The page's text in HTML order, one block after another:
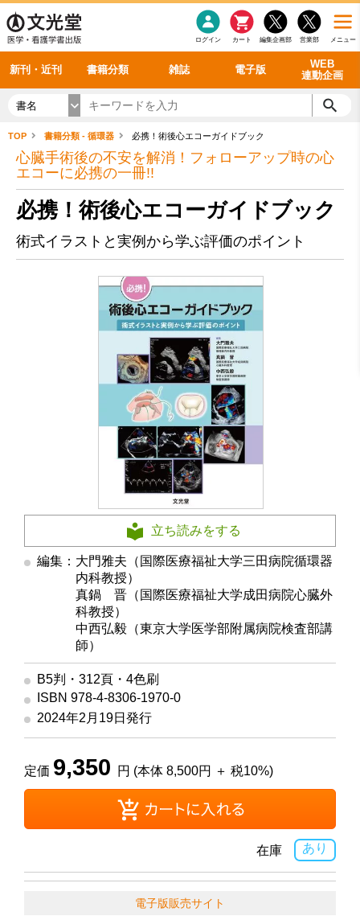
メニュー
営業部
編集企画部
カート
ログイン
新刊・近刊 書籍分類 雑誌 電子版
WEB
連動企画
感染症 老年医学
看護・介護
呼吸器
循環器
シリーズ一覧
雑誌投稿規定
理学療法
雑誌案内・年間購読 最新号 バックナンバー
電子書籍
電子雑誌
書籍「データに基づく臨床動作分析」WEB動画
書籍「眼手術学」WEB動画
書籍「神経症候学 II 改訂第二版」 WEB動画
新刊一覧
今後の発行予定
書名
TOP 書籍分類 - 循環器 必携！術後心エコーガイドブック
心臓手術後の不安を解消！フォローアップ時の心
エコーに必携の一冊!!
必携！術後心エコーガイドブック
術式イラストと実例から学ぶ評価のポイント
立ち読みをする
編集：大門雅夫（国際医療福祉大学三田病院循環器
内科教授）
真鍋 晋（国際医療福祉大学成田病院心臓外
科教授）
中西弘毅（東京大学医学部附属病院検査部講
師）
B5判・312頁・4色刷
ISBN 978-4-8306-1970-0
2024年2月19日発行
定価 9,350 円 (本体 8,500円 ＋ 税10%)
あり
在庫
電子版販売サイト